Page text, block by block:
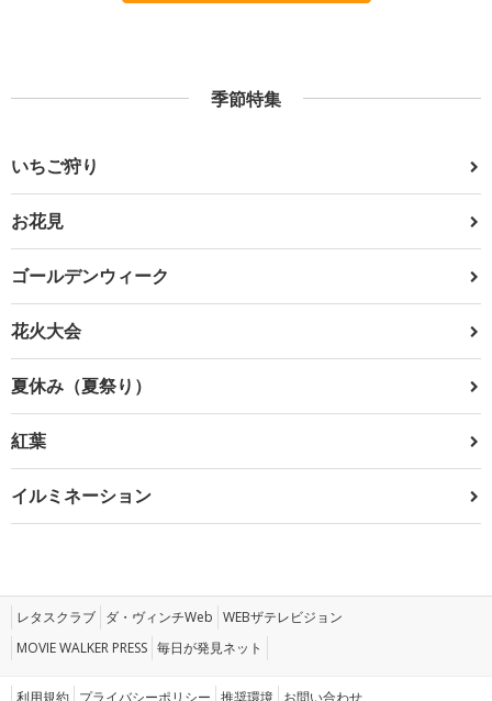
季節特集
いちご狩り
お花見
ゴールデンウィーク
花火大会
夏休み（夏祭り）
紅葉
イルミネーション
レタスクラブ ダ・ヴィンチWeb WEBザテレビジョン
MOVIE WALKER PRESS 毎日が発見ネット
利用規約 プライバシーポリシー 推奨環境 お問い合わせ